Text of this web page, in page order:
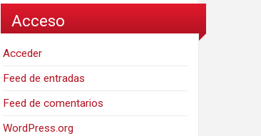
Acceso
Acceder
Feed de entradas
Feed de comentarios
WordPress.org